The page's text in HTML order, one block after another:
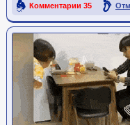
Комментарии 35
Ссылка на пост